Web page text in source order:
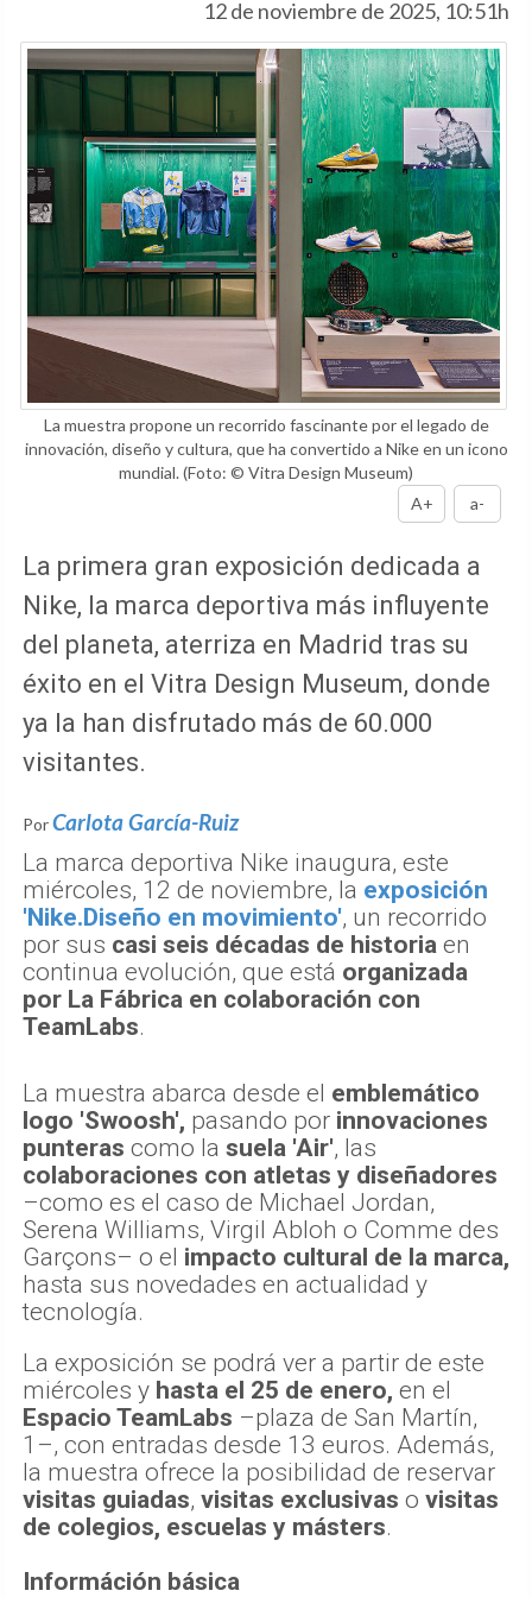
12 de noviembre de 2025, 10:51h
La muestra propone un recorrido fascinante por el legado de
innovación, diseño y cultura, que ha convertido a Nike en un icono
mundial.(Foto: © Vitra Design Museum)
A+
a-
La primera gran exposición dedicada a
Nike, la marca deportiva más influyente
del planeta, aterriza en Madrid tras su
éxito en el Vitra Design Museum, donde
ya la han disfrutado más de 60.000
visitantes.
PorCarlota García-Ruiz
La marca deportiva Nike inaugura, este
miércoles, 12 de noviembre, la exposición
'Nike.Diseño en movimiento', un recorrido
por sus casi seis décadas de historia en
continua evolución, que está organizada
por La Fábrica en colaboración con
TeamLabs.
La muestra abarca desde el emblemático
logo 'Swoosh', pasando por innovaciones
punteras como la suela 'Air', las
colaboraciones con atletas y diseñadores
–como es el caso de Michael Jordan,
Serena Williams, Virgil Abloh o Comme des
Garçons– o el impacto cultural de la marca,
hasta sus novedades en actualidad y
tecnología.
La exposición se podrá ver a partir de este
miércoles y hasta el 25 de enero, en el
Espacio TeamLabs –plaza de San Martín,
1–, con entradas desde 13 euros. Además,
la muestra ofrece la posibilidad de reservar
visitas guiadas, visitas exclusivas o visitas
de colegios, escuelas y másters.
Információn básica